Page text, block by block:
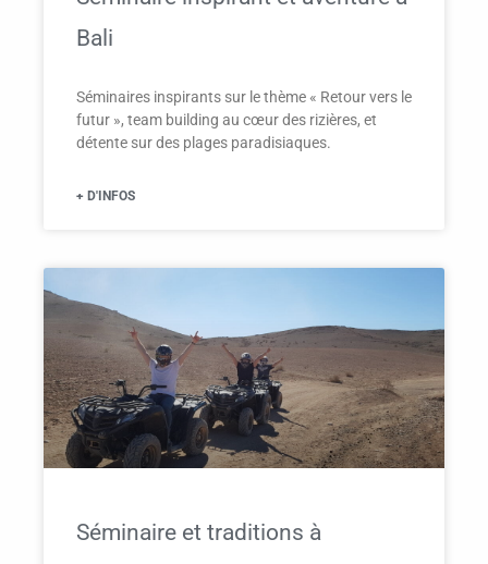
Bali
Séminaires inspirants sur le thème « Retour vers le
futur », team building au cœur des rizières, et
détente sur des plages paradisiaques.
+ D'INFOS
Séminaire et traditions à